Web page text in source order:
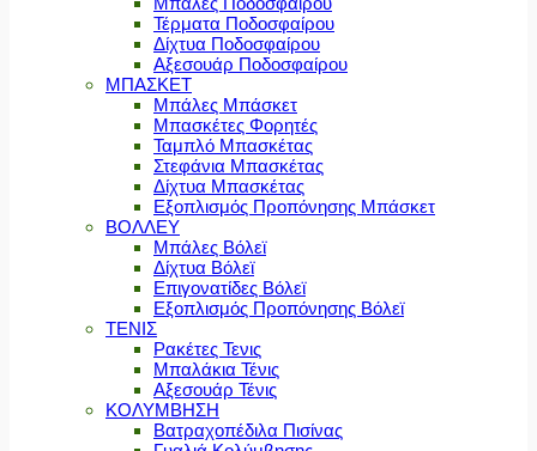
Τέρματα Ποδοσφαίρου
Δίχτυα Ποδοσφαίρου
Αξεσουάρ Ποδοσφαίρου
ΜΠΑΣΚΕΤ
Μπάλες Μπάσκετ
Μπασκέτες Φορητές
Ταμπλό Μπασκέτας
Στεφάνια Μπασκέτας
Δίχτυα Μπασκέτας
Εξοπλισμός Προπόνησης Μπάσκετ
ΒΟΛΛΕΥ
Μπάλες Βόλεϊ
Δίχτυα Βόλεϊ
Επιγονατίδες Βόλεϊ
Εξοπλισμός Προπόνησης Βόλεϊ
ΤΕΝΙΣ
Ρακέτες Τενις
Μπαλάκια Τένις
Αξεσουάρ Τένις
ΚΟΛΥΜΒΗΣΗ
Βατραχοπέδιλα Πισίνας